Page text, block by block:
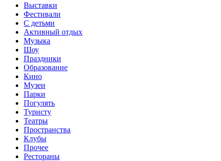
Выставки
Фестивали
С детьми
Активный отдых
Музыка
Шоу
Праздники
Образование
Кино
Музеи
Парки
Погулять
Туристу
Театры
Пространства
Клубы
Прочее
Рестораны